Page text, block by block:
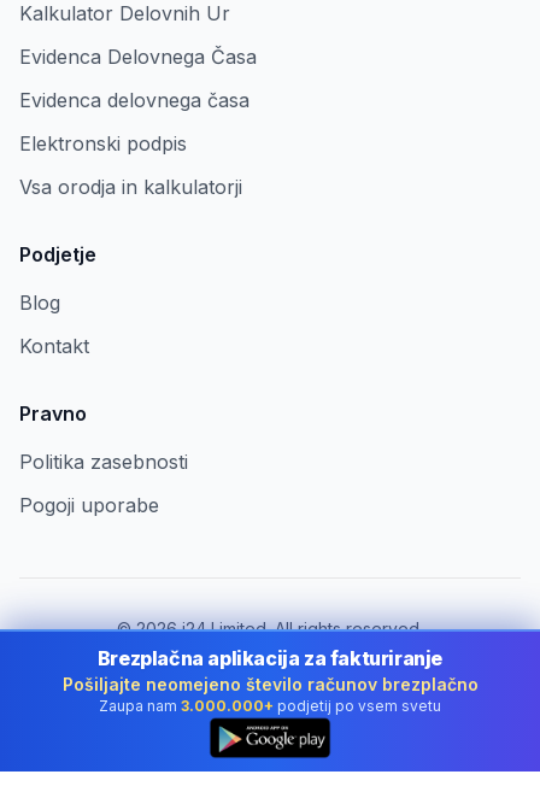
Kalkulator Delovnih Ur
Evidenca Delovnega Časa
Evidenca delovnega časa
Elektronski podpis
Vsa orodja in kalkulatorji
Podjetje
Blog
Kontakt
Pravno
Politika zasebnosti
Pogoji uporabe
©2026i24 Limited. All rights reserved.
Za podjetja v Slovenia
Spremeni državo:
Slovenia
Brezplačna aplikacija za fakturiranje
Pošiljajte neomejeno število računov brezplačno
Zaupa nam 3.000.000+ podjetij po vsem svetu